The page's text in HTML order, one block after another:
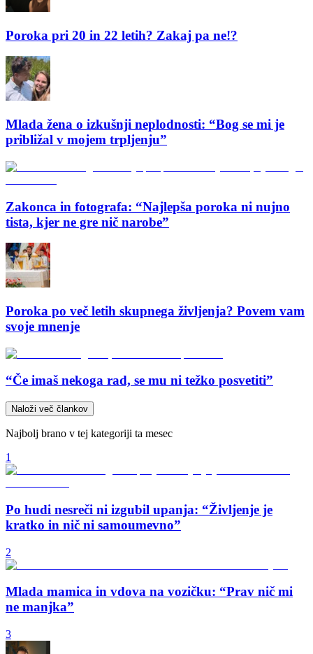
Poroka pri 20 in 22 letih? Zakaj pa ne!?
Mlada žena o izkušnji neplodnosti: “Bog se mi je
približal v mojem trpljenju”
Zakonca in fotografa: “Najlepša poroka ni nujno
tista, kjer ne gre nič narobe”
Poroka po več letih skupnega življenja? Povem vam
svoje mnenje
“Če imaš nekoga rad, se mu ni težko posvetiti”
Naloži več člankov
Najbolj brano v tej kategoriji ta mesec
1
Po hudi nesreči ni izgubil upanja: “Življenje je
kratko in nič ni samoumevno”
2
Mlada mamica in vdova na vozičku: “Prav nič mi
ne manjka”
3